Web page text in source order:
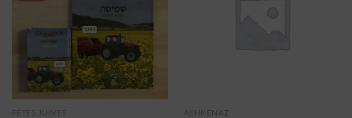
FÊTES JUIVES ASHKENAZ